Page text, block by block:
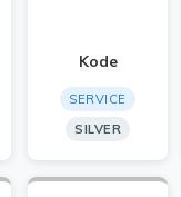
Kode
SERVICE
SILVER